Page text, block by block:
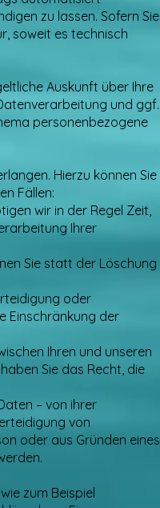
zu lassen. Sofern Sie
soweit es technisch
Auskunft über Ihre
und ggf.
personenbezogene
Hierzu können Sie
Fällen:
wir in der Regel Zeit,
Ihrer
Sie statt der Löschung
oder
Einschränkung der
Ihren und unseren
Sie das Recht, die
– von ihrer
von
oder aus Gründen eines
zum Beispiel